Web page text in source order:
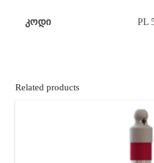
კოდი PL
Related products